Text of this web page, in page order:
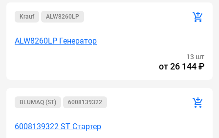
Krauf ALW8260LP
ALW8260LP Генератор
13 шт
от26 144 ₽
BLUMAQ (ST) 6008139322
6008139322 ST Стартер